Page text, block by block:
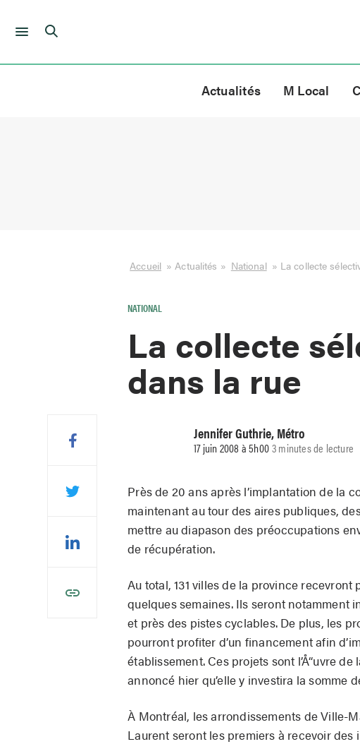
Skip
Actualités M Local
Accueil »Actualités » National » La collecte
NATIONAL
La collecte
dans la rue
Jennifer Guthrie, Métro
17 juin 2008 à 5h003 minutes de lecture
Près de 20 ans après l’implantation de la
maintenant au tour des aires publiques,
mettre au diapason des préoccupations
de récupération.
Au total, 131 villes de la province
quelques semai­nes. Ils seront notamment
et près des pistes cyclables. De plus, les
pourront profiter d’un financement afin
établissement. Ces projets sont l’Å“uvre
annoncé hier qu’elle y investira la somme
À Montréal, les arrondissements de Ville-
Laurent seront les premiers à recevoir des